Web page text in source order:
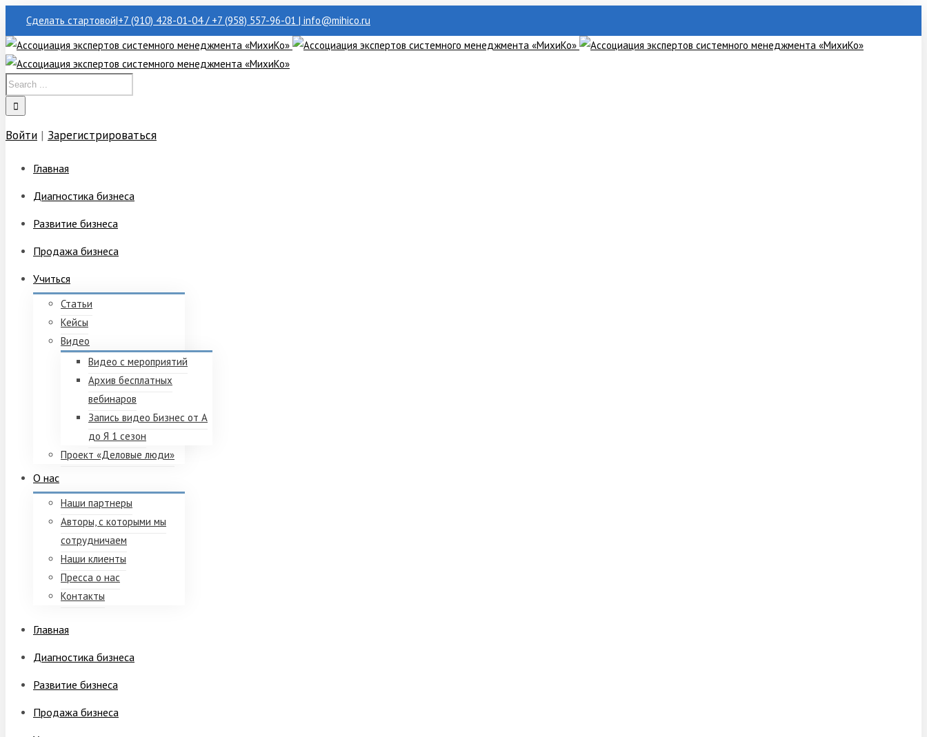
Сделать стартовой|+7 (910) 428-01-04 / +7 (958) 557-96-01 | info@mihico.ru
Войти | Зарегистрироваться
Главная
Диагностика бизнеса
Развитие бизнеса
Продажа бизнеса
Учиться
Статьи
Кейсы
Видео
Видео с мероприятий
Архив бесплатных
вебинаров
Запись видео Бизнес от А
до Я 1 сезон
Проект «Деловые люди»
О нас
Наши партнеры
Авторы, с которыми мы
сотрудничаем
Наши клиенты
Пресса о нас
Контакты
Главная
Диагностика бизнеса
Развитие бизнеса
Продажа бизнеса